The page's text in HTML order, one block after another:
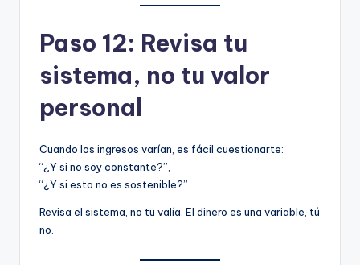
Paso 12: Revisa tu
sistema, no tu valor
personal
Cuando los ingresos varían, es fácil cuestionarte:
“¿Y si no soy constante?”,
“¿Y si esto no es sostenible?”
Revisa el sistema, no tu valía. El dinero es una variable, tú
no.